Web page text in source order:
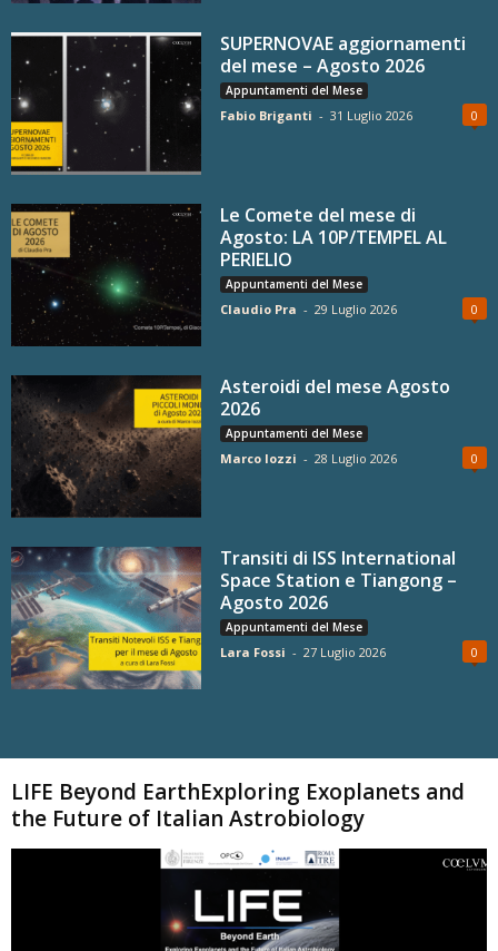
SUPERNOVAE aggiornamenti
del mese – Agosto 2026
Appuntamenti del Mese
Fabio Briganti - 31 Luglio 2026 0
Le Comete del mese di
Agosto: LA 10P/TEMPEL AL
PERIELIO
Appuntamenti del Mese
Claudio Pra - 29 Luglio 2026 0
Asteroidi del mese Agosto
2026
Appuntamenti del Mese
Marco Iozzi - 28 Luglio 2026 0
Transiti di ISS International
Space Station e Tiangong –
Agosto 2026
Appuntamenti del Mese
Lara Fossi - 27 Luglio 2026 0
LIFE Beyond EarthExploring Exoplanets and
the Future of Italian Astrobiology